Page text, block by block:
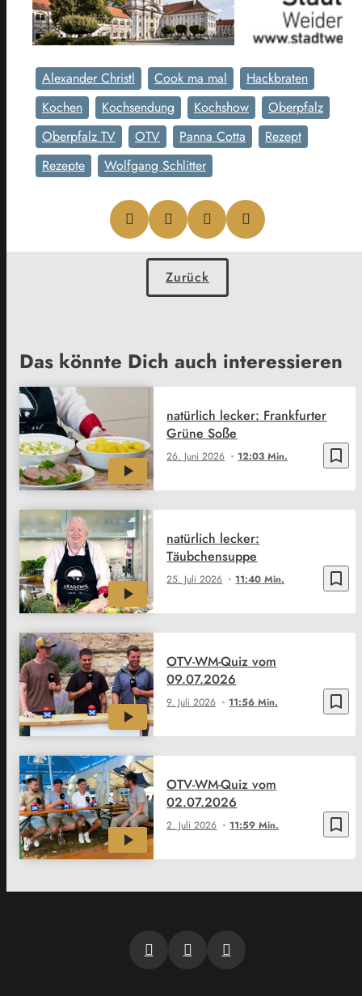
Alexander Christl Cook ma mal
Hackbraten
Kochen
Kochsendung Kochshow
Oberpfalz
Oberpfalz TV
OTV Panna Cotta
Rezept
Rezepte
Wolfgang Schlitter
Zurück
Das könnte Dich auch interessieren
bookmark_border
26. Juni 2026 12:03 Min.
natürlich lecker: Frankfurter
Grüne Soße
bookmark_border
25. Juli 2026 11:40 Min.
natürlich lecker:
Täubchensuppe
bookmark_border
9. Juli 2026 11:56 Min.
OTV-WM-Quiz vom
09.07.2026
bookmark_border
2. Juli 2026 11:59 Min.
OTV-WM-Quiz vom
02.07.2026